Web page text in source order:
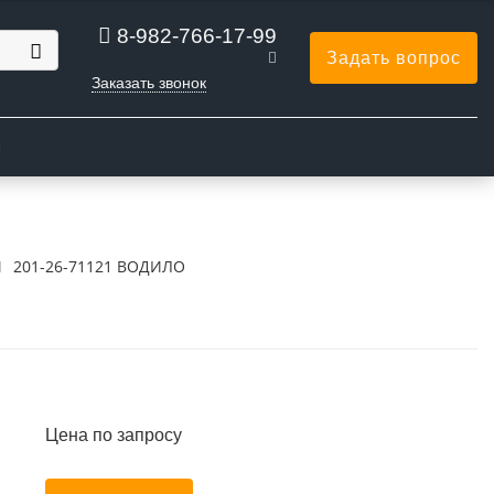
8-982-766-17-99
Заказать звонок
Задать вопрос
201-26-71121 ВОДИЛО
Цена по запросу